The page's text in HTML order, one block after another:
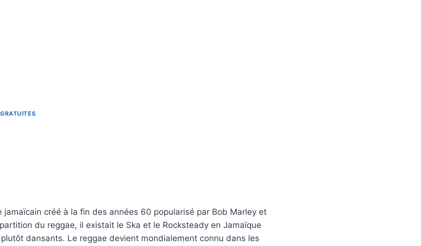
jamaïcain créé à la fin des années 60 popularisé par Bob Marley et
du reggae, il existait le Ska et le Rocksteady en Jamaïque
dansants. Le reggae devient mondialement connu dans les